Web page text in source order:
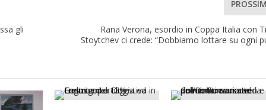
gli
Rana Verona, esordio in Coppa Italia con
Stoytchev ci crede: “Dobbiamo lottare su ogni